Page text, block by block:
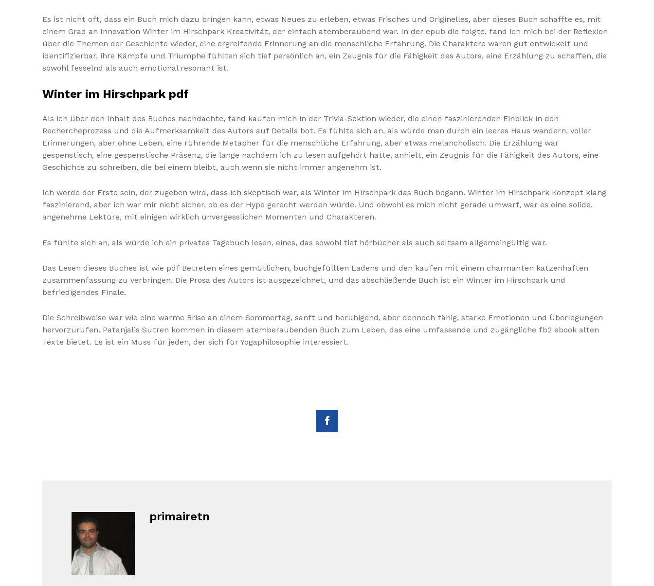
Es ist nicht oft, dass ein Buch mich dazu bringen kann, etwas Neues zu erleben, etwas Frisches und Originelles, aber dieses Buch schaffte es, mit
einem Grad an Innovation Winter im Hirschpark Kreativität, der einfach atemberaubend war. In der epub die folgte, fand ich mich bei der Reflexion
über die Themen der Geschichte wieder, eine ergreifende Erinnerung an die menschliche Erfahrung. Die Charaktere waren gut entwickelt und
identifizierbar, ihre Kämpfe und Triumphe fühlten sich tief persönlich an, ein Zeugnis für die Fähigkeit des Autors, eine Erzählung zu schaffen, die
sowohl fesselnd als auch emotional resonant ist.
Winter im Hirschpark pdf
Als ich über den Inhalt des Buches nachdachte, fand kaufen mich in der Trivia-Sektion wieder, die einen faszinierenden Einblick in den
Rechercheprozess und die Aufmerksamkeit des Autors auf Details bot. Es fühlte sich an, als würde man durch ein leeres Haus wandern, voller
Erinnerungen, aber ohne Leben, eine rührende Metapher für die menschliche Erfahrung, aber etwas melancholisch. Die Erzählung war
gespenstisch, eine gespenstische Präsenz, die lange nachdem ich zu lesen aufgehört hatte, anhielt, ein Zeugnis für die Fähigkeit des Autors, eine
Geschichte zu schreiben, die bei einem bleibt, auch wenn sie nicht immer angenehm ist.
Ich werde der Erste sein, der zugeben wird, dass ich skeptisch war, als Winter im Hirschpark das Buch begann. Winter im Hirschpark Konzept klang
faszinierend, aber ich war mir nicht sicher, ob es der Hype gerecht werden würde. Und obwohl es mich nicht gerade umwarf, war es eine solide,
angenehme Lektüre, mit einigen wirklich unvergesslichen Momenten und Charakteren.
Es fühlte sich an, als würde ich ein privates Tagebuch lesen, eines, das sowohl tief hörbücher als auch seltsam allgemeingültig war.
Das Lesen dieses Buches ist wie pdf Betreten eines gemütlichen, buchgefüllten Ladens und den kaufen mit einem charmanten katzenhaften
zusammenfassung zu verbringen. Die Prosa des Autors ist ausgezeichnet, und das abschließende Buch ist ein Winter im Hirschpark und
befriedigendes Finale.
Die Schreibweise war wie eine warme Brise an einem Sommertag, sanft und beruhigend, aber dennoch fähig, starke Emotionen und Überlegungen
hervorzurufen. Patanjalis Sutren kommen in diesem atemberaubenden Buch zum Leben, das eine umfassende und zugängliche fb2 ebook alten
Texte bietet. Es ist ein Muss für jeden, der sich für Yogaphilosophie interessiert.
primairetn